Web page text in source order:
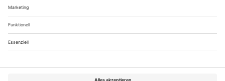
machen Sie eigentlich, wenn...
Über uns Kontakt Kritikerumfrage Newsletter